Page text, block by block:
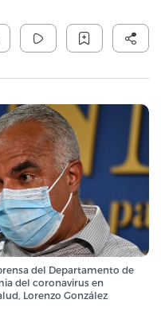
del Departamento de
del coronavirus en
Lorenzo González